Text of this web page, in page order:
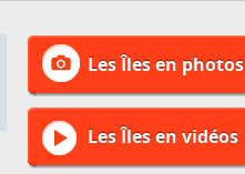
Les Îles en photos
Les Îles en vidéos